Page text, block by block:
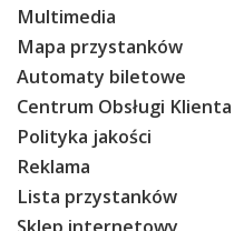
Multimedia
Mapa przystanków
Automaty biletowe
Centrum Obsługi Klienta
Polityka jakości
Reklama
Lista przystanków